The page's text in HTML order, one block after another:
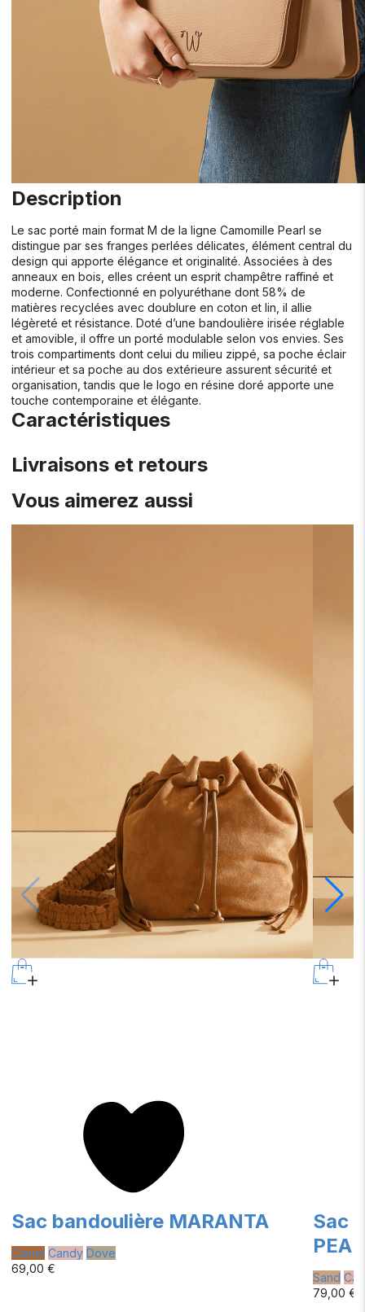
Description
Le sac porté main format M de la ligne Camomille Pearl se
distingue par ses franges perlées délicates, élément central du
design qui apporte élégance et originalité. Associées à des
anneaux en bois, elles créent un esprit champêtre raffiné et
moderne. Confectionné en polyuréthane dont 58% de
matières recyclées avec doublure en coton et lin, il allie
légèreté et résistance. Doté d’une bandoulière irisée réglable
et amovible, il offre un porté modulable selon vos envies. Ses
trois compartiments dont celui du milieu zippé, sa poche éclair
intérieur et sa poche au dos extérieure assurent sécurité et
organisation, tandis que le logo en résine doré apporte une
touche contemporaine et élégante.
Caractéristiques
Livraisons et retours
Vous aimerez aussi
Sac bandoulière MARANTA
Camel Candy Dove
69,00 €
Sac
Sand
79,00 €